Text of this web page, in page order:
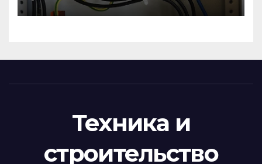
импульсных
перенапряжений
Техника и
строительство